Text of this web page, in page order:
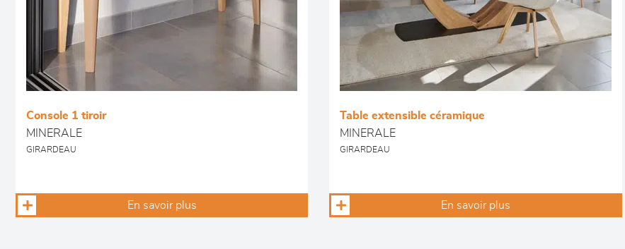
Console 1 tiroir
MINERALE
GIRARDEAU
En savoir plus
Table extensible céramique
MINERALE
GIRARDEAU
En savoir plus